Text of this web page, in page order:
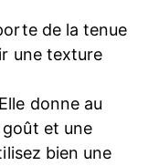
de la tenue
une texture
Elle donne au
et une
bien une